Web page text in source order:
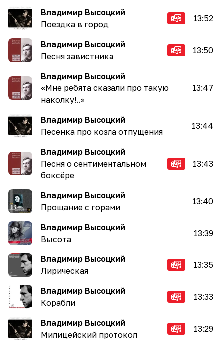
Владимир Высоцкий
Поездка в город
13:52
Владимир Высоцкий
Песня завистника
13:50
Владимир Высоцкий
«Мне ребята сказали про такую
наколку!..»
13:47
Владимир Высоцкий
Песенка про козла отпущения
13:44
Владимир Высоцкий
Песня о сентиментальном
боксёре
13:43
Владимир Высоцкий
Прощание с горами
13:40
Владимир Высоцкий
Высота
13:39
Владимир Высоцкий
Лирическая
13:35
Владимир Высоцкий
Корабли
13:33
Владимир Высоцкий
Милицейский протокол
13:29